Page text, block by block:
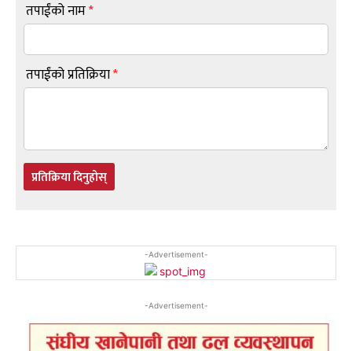
तपाईंको नाम*
तपाईंको प्रतिक्रिया*
प्रतिक्रिया दिनुहोस्
-Advertisement-
-Advertisement-